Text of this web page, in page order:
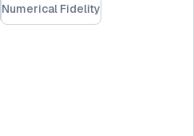
Numerical Fidelity